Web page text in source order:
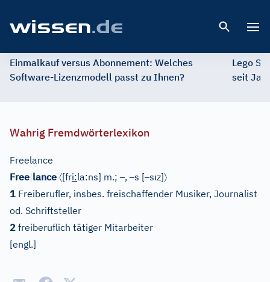
Einmalkauf versus Abonnement: Welches
Software-Lizenzmodell passt zu Ihnen?
Lego
seit
Wahrig Fremdwörterlexikon
Freelance
Free|lance 〈[fri:la:ns] m.;–,–s [–sız]〉
1 Freiberufler, insbes. freischaffender Musiker, Journalist
od. Schriftsteller
2 freiberuflich tätiger Mitarbeiter
[engl.]